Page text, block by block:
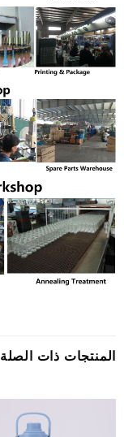
المنتجات ذات الصلة